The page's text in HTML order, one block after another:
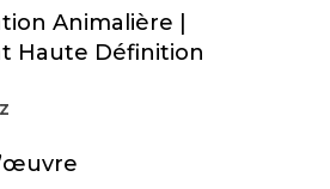
Animalière |
Haute Définition